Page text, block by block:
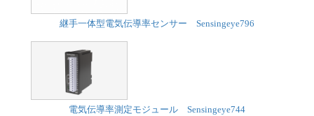
継手一体型電気伝導率センサー Sensingeye796
電気伝導率測定モジュール Sensingeye744